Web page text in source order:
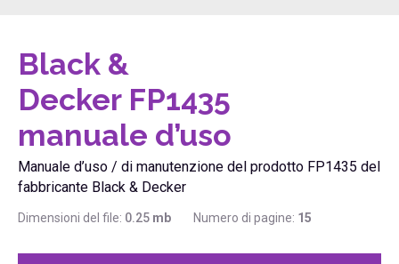
Black &
Decker FP1435
manuale d’uso
Manuale d’uso / di manutenzione del prodotto FP1435 del
fabbricante Black & Decker
Dimensioni del file: 0.25 mb Numero di pagine: 15